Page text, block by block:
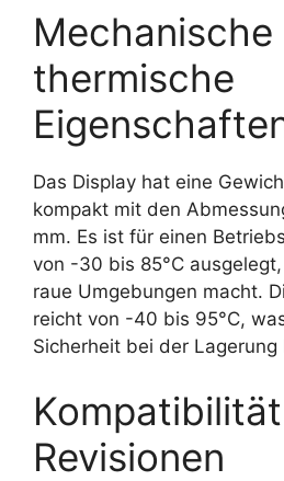
Mechanische
thermische
Das Display hat eine
kompakt mit den
mm. Es ist für einen
von -30 bis 85°C
raue Umgebungen macht.
reicht von -40 bis 95°C,
Sicherheit bei der Lagerung
Revisionen